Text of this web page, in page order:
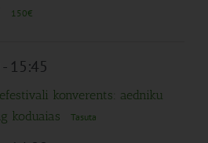
150€
- 15:45
konverents: aedniku
koduaias
Tasuta